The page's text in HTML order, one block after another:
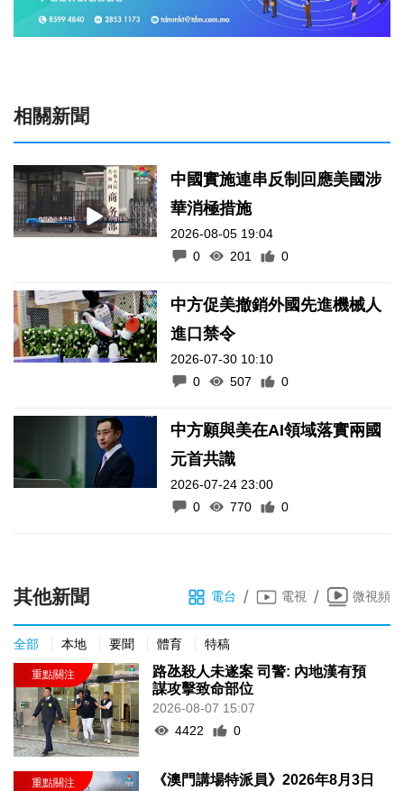
相關新聞
中國實施連串反制回應美國涉
華消極措施
2026-08-05 19:04
0
201 0
中方促美撤銷外國先進機械人
進口禁令
2026-07-30 10:10
0
507 0
中方願與美在AI領域落實兩國
元首共識
2026-07-24 23:00
0
770 0
其他新聞 電台 / 電視 / 微視頻
全部 本地 要聞 體育 特稿
路氹殺人未遂案 司警: 內地漢有預
謀攻擊致命部位
2026-08-07 15:07
4422
0
《澳門講場特派員》2026年8月3日